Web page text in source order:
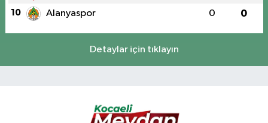
10 Alanyaspor 0 0
Detaylar için tıklayın